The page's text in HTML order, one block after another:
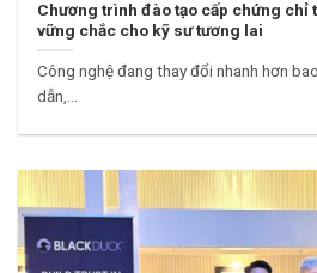
Chương trình đào tạo cấp chứng chỉ
vững chắc cho kỹ sư tương lai
Công nghệ đang thay đổi nhanh hơn
dẫn,...